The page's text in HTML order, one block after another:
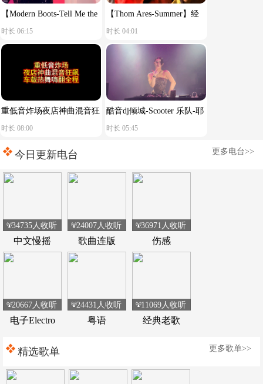
【Modern Boots-Tell Me the
Reason You Said Goodbye】
时长 06:15
【Thom Ares-Summer】经
典荷东电音
时长 04:01
重低音炸场夜店神曲混音狂
飙车载热舞嗨翻全程
时长 08:00
酷音dj倾城-Scooter 乐队-耶
皮耶皮耶(DjHzai
鼓)
时长 05:45
今日更新电台 更多电台>>
中文慢摇
34735人收听
歌曲连版
24007人收听
伤感
36971人收听
电子Electro
20667人收听
粤语
24431人收听
经典老歌
11069人收听
精选歌单 更多歌单>>